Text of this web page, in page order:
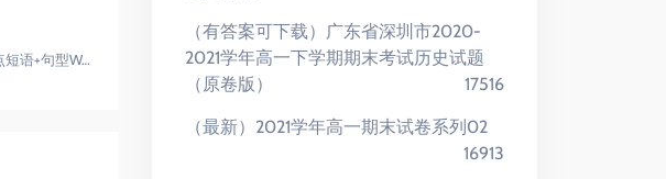
初中七年级上册英语各单元重点短语+句型Word文档下载初中七年级上册英语各单元重点短语+句型Word文档下载
（有答案可下载）广东省深圳市2020-
2021学年高一下学期期末考试历史试题
（原卷版）
17516
（最新）2021学年高一期末试卷系列02
16913